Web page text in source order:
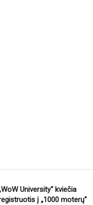
University“ kviečia
į „1000 moterų“